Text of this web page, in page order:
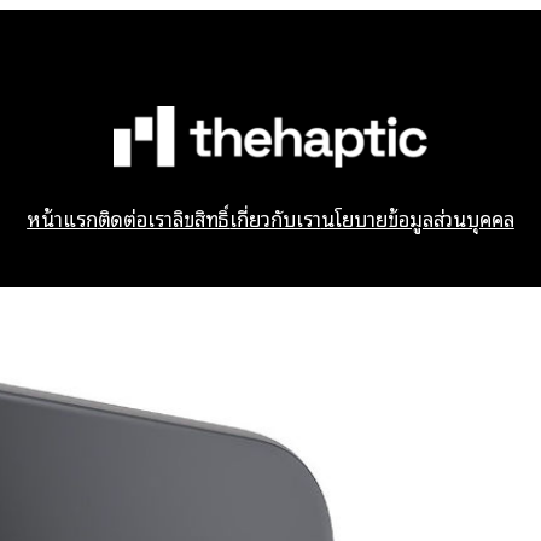
หน้าแรกติดต่อเราลิขสิทธิ์เกี่ยวกับเรานโยบายข้อมูลส่วนบุคคล